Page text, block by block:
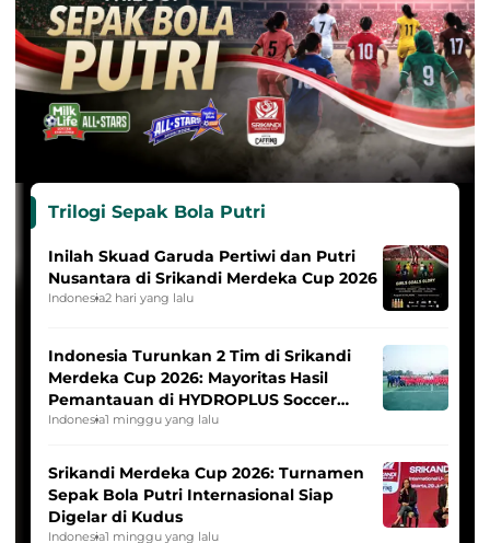
Trilogi Sepak Bola Putri
Inilah Skuad Garuda Pertiwi dan Putri
Nusantara di Srikandi Merdeka Cup 2026
Indonesia2 hari yang lalu
Indonesia Turunkan 2 Tim di Srikandi
Merdeka Cup 2026: Mayoritas Hasil
Pemantauan di HYDROPLUS Soccer
League
Indonesia1 minggu yang lalu
Srikandi Merdeka Cup 2026: Turnamen
Sepak Bola Putri Internasional Siap
Digelar di Kudus
Indonesia1 minggu yang lalu